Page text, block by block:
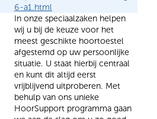
6-a1.html
In onze speciaalzaken helpen
wij u bij de keuze voor het
meest geschikte hoortoestel
afgestemd op uw persoonlijke
situatie. U staat hierbij centraal
en kunt dit altijd eerst
vrijblijvend uitproberen. Met
behulp van ons unieke
HoorSupport programma gaan